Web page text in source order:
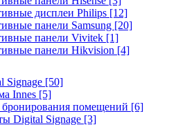
дисплеи Philips [12]
панели Samsung [20]
панели Vivitek [1]
панели Hikvision [4]
Signage [50]
Innes [5]
помещений [6]
Digital Signage [3]